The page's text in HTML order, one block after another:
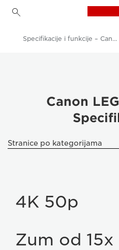
LEGRIA GX10
Specifikacije i funkcije – Canon LEGRIA GX10
Canon
Stranice po kategorijama
4K 50p
Zum od 15x